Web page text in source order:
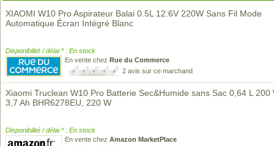
XIAOMI W10 Pro Aspirateur Balai 0.5L 12.6V 220W Sans Fil Mode
Automatique Écran Intégré Blanc
Disponibilité / délai * : En stock
En vente chez Rue du Commerce
2 avis sur ce marchand
Xiaomi Truclean W10 Pro Batterie Sec&Humide sans Sac 0,64 L 200
3,7 Ah BHR6278EU, 220 W
Disponibilité / délai * : En stock
En vente chez Amazon MarketPlace